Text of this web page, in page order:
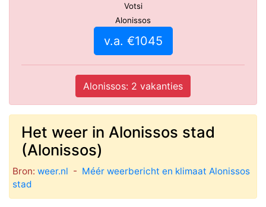
Votsi
Alonissos
v.a. €1045
Alonissos: 2 vakanties
Het weer in Alonissos stad
(Alonissos)
Bron: weer.nl - Méér weerbericht en klimaat Alonissos
stad